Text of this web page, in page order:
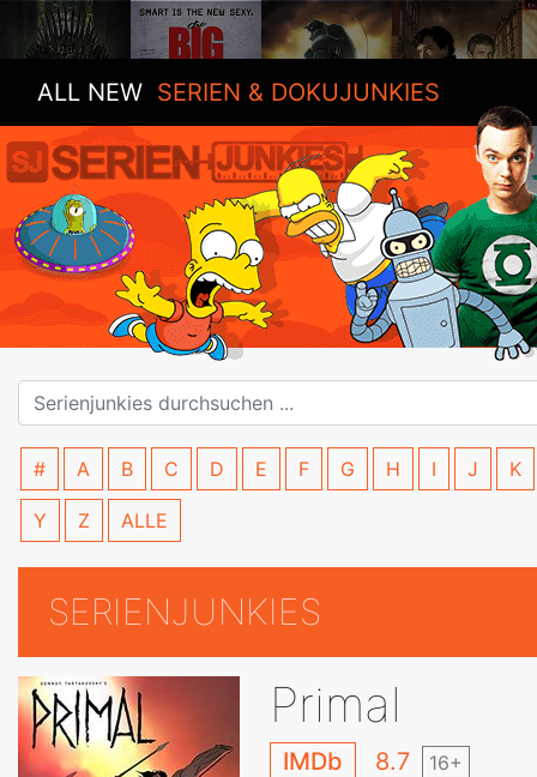
ALL NEW SERIEN & DOKUJUNKIES
# A B C D E F G H I J K
Y Z ALLE
SERIENJUNKIES
Primal
IMDb 8.7 16+